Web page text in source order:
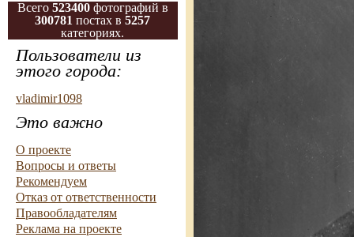
Всего 523400 фотографий в
300781 постах в5257
категориях.
Пользователи из
этого города:
vladimir1098
Это важно
О проекте
Вопросы и ответы
Рекомендуем
Отказ от ответственности
Правообладателям
Реклама на проекте